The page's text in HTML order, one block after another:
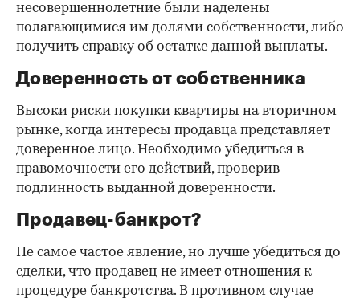
несовершеннолетние были наделены
полагающимися им долями собственности, либо
получить справку об остатке данной выплаты.
Доверенность от собственника
Высоки риски покупки квартиры на вторичном
рынке, когда интересы продавца представляет
доверенное лицо. Необходимо убедиться в
правомочности его действий, проверив
подлинность выданной доверенности.
Продавец-банкрот?
Не самое частое явление, но лучше убедиться до
сделки, что продавец не имеет отношения к
процедуре банкротства. В противном случае